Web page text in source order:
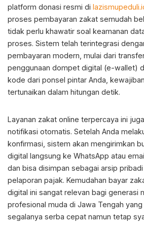
platform donasi resmi di
proses pembayaran zakat semudah
tidak perlu khawatir soal keamanan
proses. Sistem telah terintegrasi
pembayaran modern, mulai dari
penggunaan dompet digital (e-wallet)
kode dari ponsel pintar Anda,
tertunaikan dalam hitungan detik.
Layanan zakat online terpercaya ini
notifikasi otomatis. Setelah Anda
konfirmasi, sistem akan mengirimkan
digital langsung ke WhatsApp atau
dan bisa disimpan sebagai arsip
pelaporan pajak. Kemudahan bayar
digital ini sangat relevan bagi generasi
profesional muda di Jawa Tengah
segalanya serba cepat namun tetap